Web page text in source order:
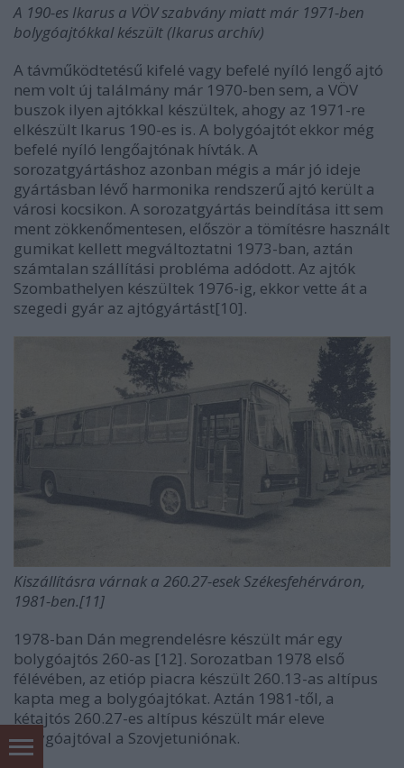
A 190-es Ikarus a VÖV szabvány miatt már 1971-ben
bolygóajtókkal készült (Ikarus archív)
A távműködtetésű kifelé vagy befelé nyíló lengő ajtó
nem volt új találmány már 1970-ben sem, a VÖV
buszok ilyen ajtókkal készültek, ahogy az 1971-re
elkészült Ikarus 190-es is. A bolygóajtót ekkor még
befelé nyíló lengőajtónak hívták. A
sorozatgyártáshoz azonban mégis a már jó ideje
gyártásban lévő harmonika rendszerű ajtó került a
városi kocsikon. A sorozatgyártás beindítása itt sem
ment zökkenőmentesen, először a tömítésre használt
gumikat kellett megváltoztatni 1973-ban, aztán
számtalan szállítási probléma adódott. Az ajtók
Szombathelyen készültek 1976-ig, ekkor vette át a
szegedi gyár az ajtógyártást[10].
Kiszállításra várnak a 260.27-esek Székesfehérváron,
1981-ben.[11]
1978-ban Dán megrendelésre készült már egy
bolygóajtós 260-as [12]. Sorozatban 1978 első
félévében, az etióp piacra készült 260.13-as altípus
kapta meg a bolygóajtókat. Aztán 1981-től, a
kétajtós 260.27-es altípus készült már eleve
bolygóajtóval a Szovjetuniónak.